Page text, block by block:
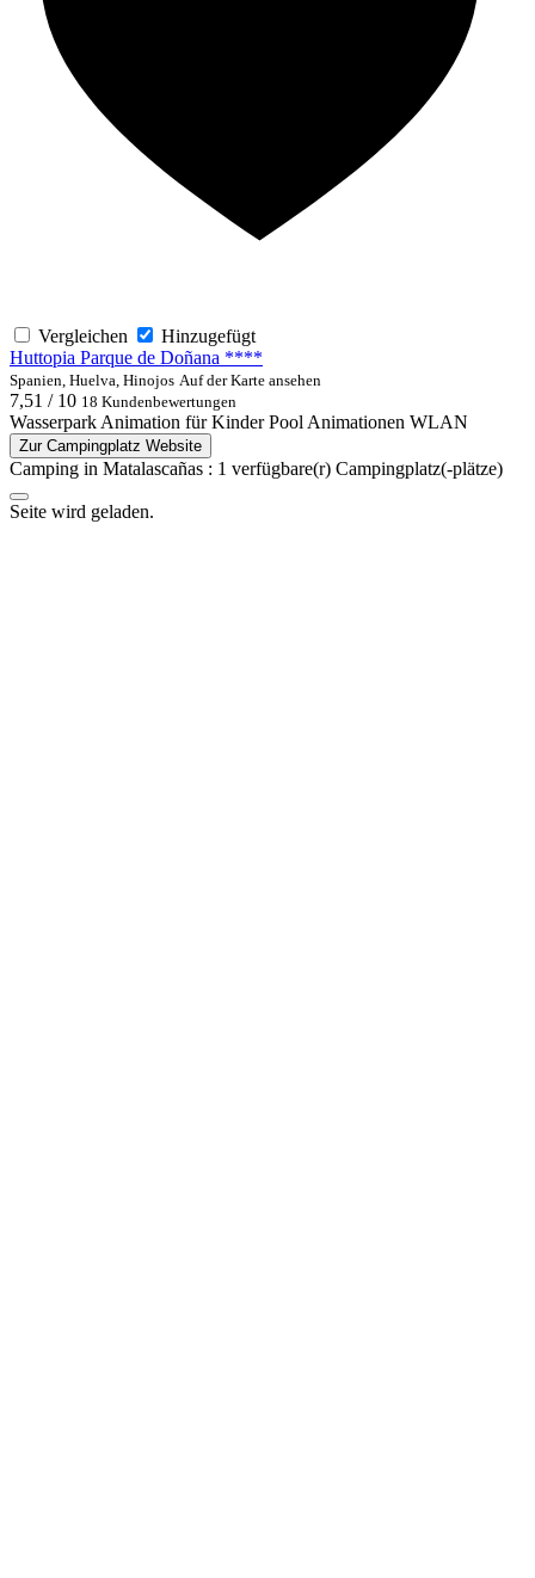
Vergleichen
Hinzugefügt
Huttopia Parque de Doñana ****
Spanien, Huelva, Hinojos Auf der Karte ansehen
7,51 / 10 18 Kundenbewertungen
WasserparkAnimation für Kinder PoolAnimationen WLAN
Zur Campingplatz Website
Camping in Matalascañas : 1 verfügbare(r) Campingplatz(-plätze)
Seite wird geladen.